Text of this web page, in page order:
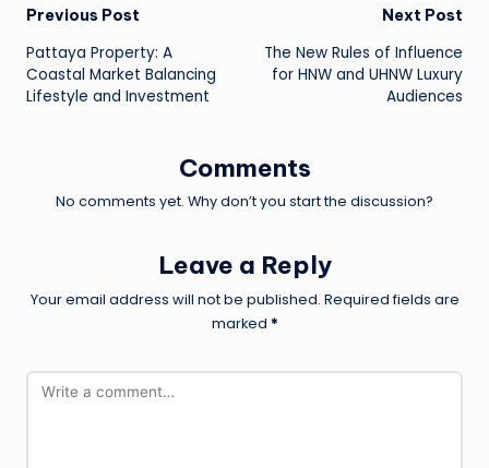
Post
navigation
Previous Post
Pattaya Property: A
Coastal Market Balancing
Lifestyle and Investment
Next Post
The New Rules of Influence
for HNW and UHNW Luxury
Audiences
Comments
No comments yet. Why don’t you start the discussion?
Leave a Reply
Your email address will not be published. Required fields are
marked *